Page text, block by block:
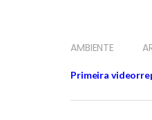
AMBIENTE
Primeira